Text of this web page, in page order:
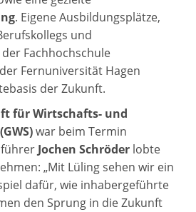
. Eigene Ausbildungsplätze,
und
Fachhochschule
Fernuniversität Hagen
der Zukunft.
für Wirtschafts- und
war beim Termin
Jochen Schröder lobte
„Mit Lüling sehen wir ein
dafür, wie inhabergeführte
den Sprung in die Zukunft